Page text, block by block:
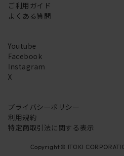
ご利用ガイド
よくある質問
Youtube
Facebook
Instagram
X
プライバシーポリシー
利用規約
特定商取引法に関する表示
Copyright© ITOKI